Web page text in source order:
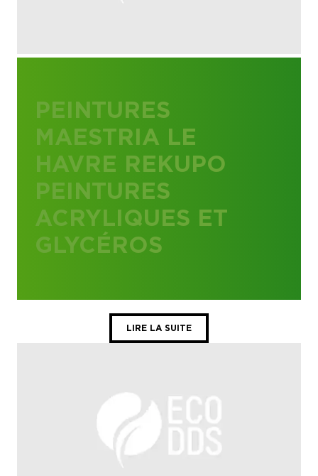
PEINTURES
MAESTRIA LE
HAVRE REKUPO
PEINTURES
ACRYLIQUES ET
GLYCÉROS
LIRE LA SUITE